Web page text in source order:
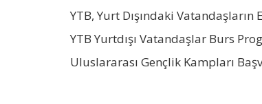
YTB, Yurt Dışındaki
YTB Yurtdışı Vatandaşlar Burs
Uluslararası Gençlik Kampları